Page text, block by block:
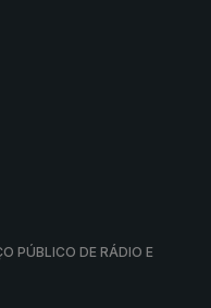
PÚBLICO DE RÁDIO E